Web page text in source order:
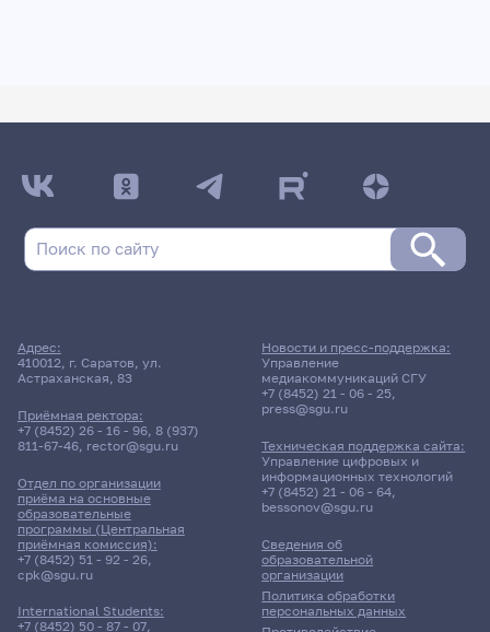
Адрес:
410012, г. Саратов, ул.
Астраханская, 83
Приёмная ректора:
+7 (8452) 26 - 16 - 96, 8 (937)
811-67-46, rector@sgu.ru
Отдел по организации
приёма на основные
образовательные
программы (Центральная
приёмная комиссия):
+7 (8452) 51 - 92 - 26,
cpk@sgu.ru
International Students:
+7 (8452) 50 - 87 - 07,
Сведения об
образовательной
организации
Политика обработки
персональных данных
Новости и пресс-поддержка:
Управление
медиакоммуникаций СГУ
+7 (8452) 21 - 06 - 25,
press@sgu.ru
Техническая поддержка сайта:
Управление цифровых и
информационных технологий
+7 (8452) 21 - 06 - 64,
bessonov@sgu.ru